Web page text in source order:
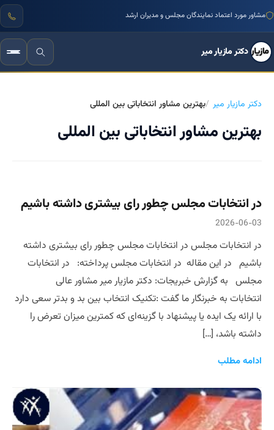
مشاور مورد اعتماد نمایندگان مجلس و مدیران ارشد
دکتر مازیار میر
دکتر مازیار میر بهترین مشاور انتخاباتی بین المللی
بهترین مشاور انتخاباتی بین المللی
در انتخابات مجلس چطور رای بیشتری داشته باشیم
2026-06-03
در انتخابات مجلس در انتخابات مجلس چطور رای بیشتری داشته
باشیم در این مقاله در انتخابات مجلس پرداخته: در انتخابات
مجلس به گزارش خبریجات: دکتر مازیار میر مشاور عالی
انتخابات به خبرنگار ما گفت :تکنیک انتخاب بین بد و بدتر سعی دارد
با ارائه یک ایده یا پیشنهاد با گزینه‌ای که کمترین میزان تعرض را
داشته باشد، […]
ادامه مطلب